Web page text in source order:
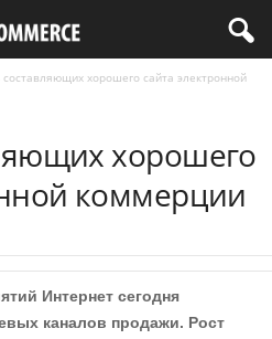
хорошего сайта электронной
хорошего
коммерции
Интернет сегодня
каналов продажи. Рост